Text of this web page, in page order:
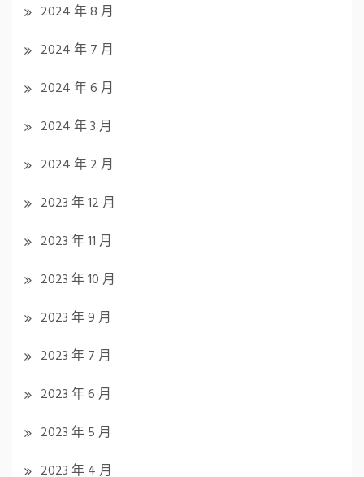
2024 年 8 月
2024 年 7 月
2024 年 6 月
2024 年 3 月
2024 年 2 月
2023 年 12 月
2023 年 11 月
2023 年 10 月
2023 年 9 月
2023 年 7 月
2023 年 6 月
2023 年 5 月
2023 年 4 月